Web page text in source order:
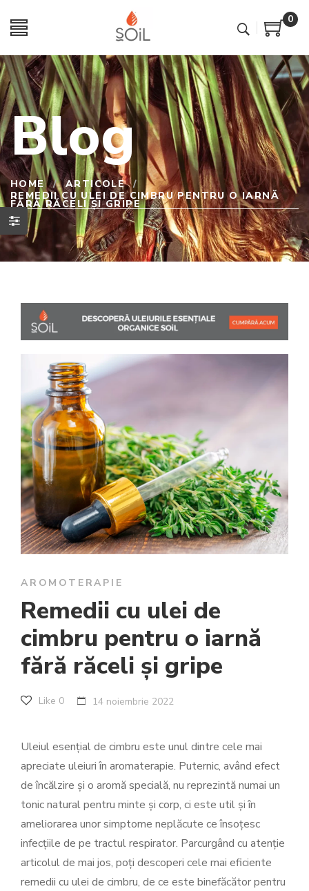
0
Blog
HOME / ARTICOLE
/
REMEDII CU ULEI DE CIMBRU PENTRU O IARNĂ
FĂRĂ RĂCELI ȘI GRIPE
AROMOTERAPIE
Remedii cu ulei de
cimbru pentru o iarnă
fără răceli și gripe
Like 0 14 noiembrie 2022
Uleiul esențial de cimbru este unul dintre cele mai
apreciate uleiuri în aromaterapie. Puternic, având efect
de încălzire și o aromă specială, nu reprezintă numai un
tonic natural pentru minte și corp, ci este util și în
ameliorarea unor simptome neplăcute ce însoțesc
infecțiile de pe tractul respirator. Parcurgând cu atenție
articolul de mai jos, poți descoperi cele mai eficiente
remedii cu ulei de cimbru, de ce este binefăcător pentru